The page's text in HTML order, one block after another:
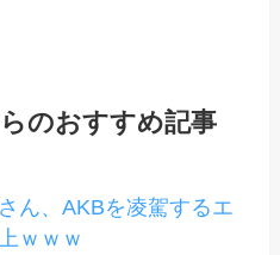
のおすすめ記事
ん、AKBを凌駕するエ
ｗｗｗ